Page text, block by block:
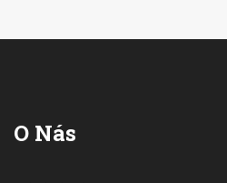
O Nás